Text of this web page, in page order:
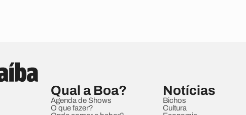
Qual a Boa?
Agenda de Shows
O que fazer?
Notícias
Bichos
Cultura